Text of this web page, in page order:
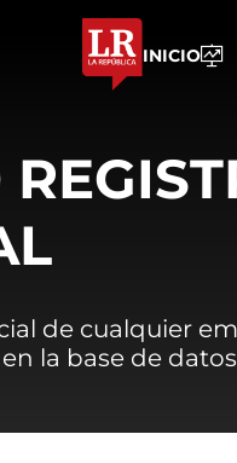
INICIO
de cualquier
la base de